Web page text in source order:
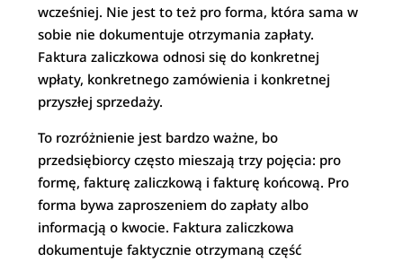
wcześniej. Nie jest to też pro forma, która sama w
sobie nie dokumentuje otrzymania zapłaty.
Faktura zaliczkowa odnosi się do konkretnej
wpłaty, konkretnego zamówienia i konkretnej
przyszłej sprzedaży.
To rozróżnienie jest bardzo ważne, bo
przedsiębiorcy często mieszają trzy pojęcia: pro
formę, fakturę zaliczkową i fakturę końcową. Pro
forma bywa zaproszeniem do zapłaty albo
informacją o kwocie. Faktura zaliczkowa
dokumentuje faktycznie otrzymaną część